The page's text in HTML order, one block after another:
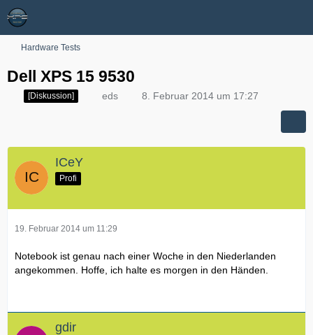
Hardware Tests
Dell XPS 15 9530
[Diskussion] eds 8. Februar 2014 um 17:27
ICeY
Profi
19. Februar 2014 um 11:29
Notebook ist genau nach einer Woche in den Niederlanden
angekommen. Hoffe, ich halte es morgen in den Händen.
gdir